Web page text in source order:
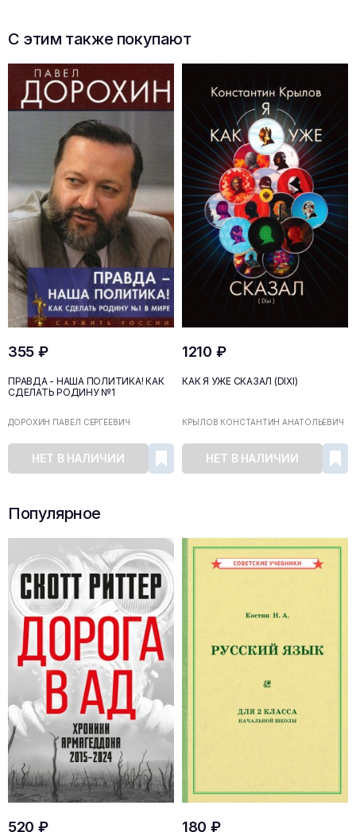
С этим также покупают
355 ₽
ПРАВДА - НАША ПОЛИТИКА! КАК
СДЕЛАТЬ РОДИНУ №1
ДОРОХИН ПАВЕЛ СЕРГЕЕВИЧ
НЕТ В НАЛИЧИИ
1210 ₽
КАК Я УЖЕ СКАЗАЛ (DIXI)
КРЫЛОВ КОНСТАНТИН АНАТОЛЬЕВИЧ
НЕТ В НАЛИЧИИ
Популярное
520 ₽ 180 ₽